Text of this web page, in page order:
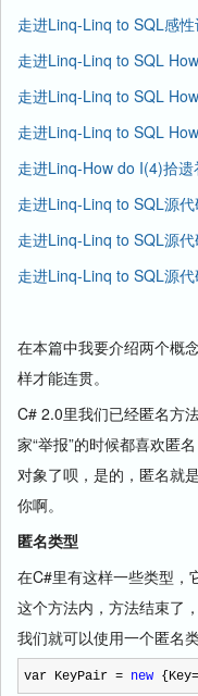
走进Linq-Linq to SQL感
走进Linq-Linq to SQL
走进Linq-Linq to SQL
走进Linq-Linq to SQL
走进Linq-How do I(4)拾
走进Linq-Linq to SQL源
走进Linq-Linq to SQL源
走进Linq-Linq to SQL源
在本篇中我要介绍两个概
样才能连贯。
C# 2.0里我们已经匿名方
家“举报”的时候都喜欢匿
对象了呗，是的，匿名就
你啊。
匿名类型
在C#里有这样一些类型，
这个方法内，方法结束了
我们就可以使用一个匿名类
var KeyPair = new {Key=